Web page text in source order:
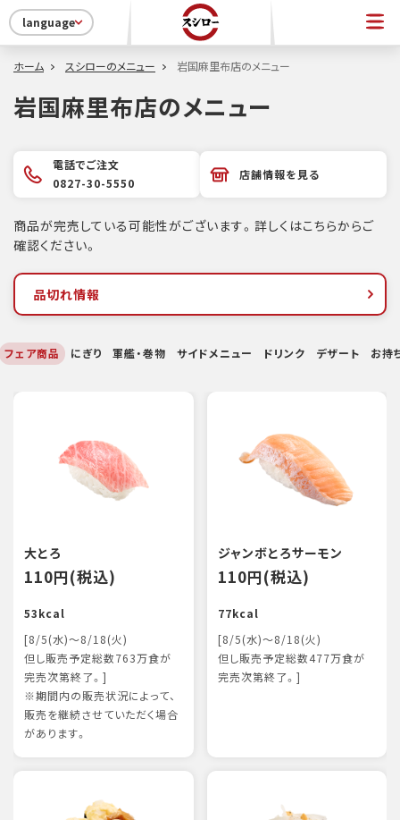
language
ホーム スシローのメニュー 岩国麻里布店のメニュー
岩国麻里布店のメニュー
電話でご注文
0827-30-5550
店舗情報を見る
商品が完売している可能性がございます。詳しくはこちらからご
確認ください。
品切れ情報
フェア商品 にぎり 軍艦・巻物 サイドメニュー ドリンク デザート お持
大とろ
110円(税込)
53kcal
[8/5(水)～8/18(火)
但し販売予定総数763万食が
完売次第終了。]
※期間内の販売状況によって、
販売を継続させていただく場合
があります。
ジャンボとろサーモン
110円(税込)
77kcal
[8/5(水)～8/18(火)
但し販売予定総数477万食が
完売次第終了。]